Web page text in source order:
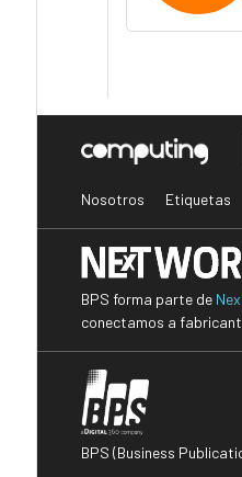
Nosotros Etiquetas
BPS forma parte de
conectamos a
BPS (Business